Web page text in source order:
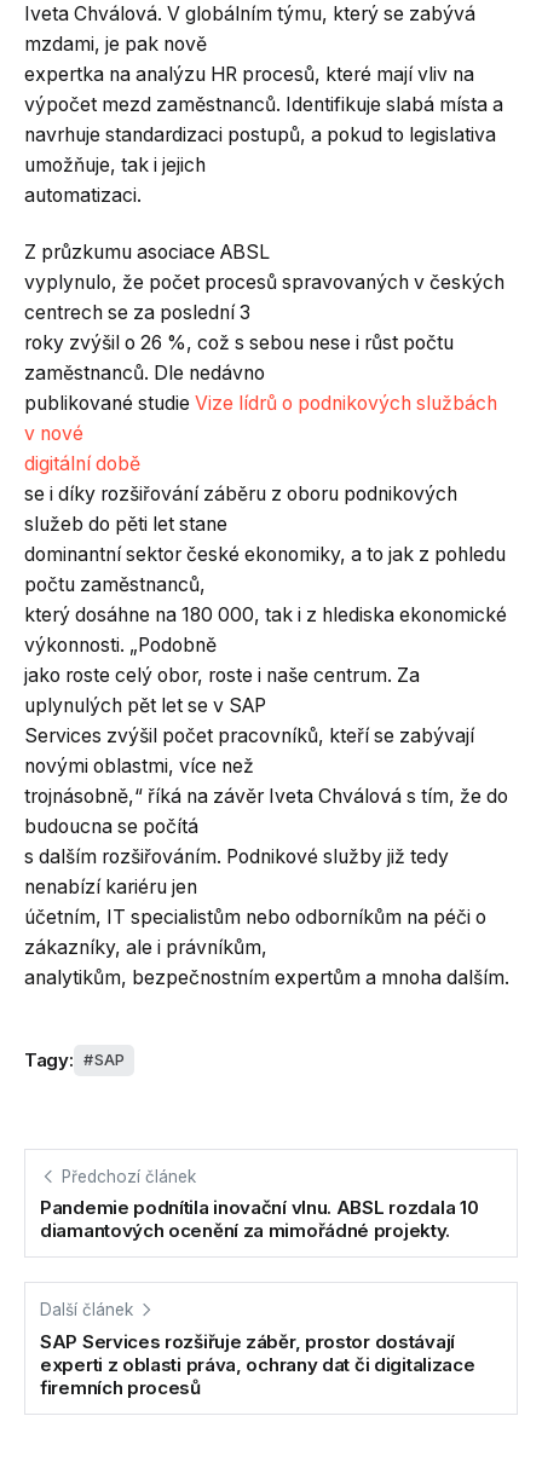
Iveta Chválová. V globálním týmu, který se zabývá
mzdami, je pak nově
expertka na analýzu HR procesů, které mají vliv na
výpočet mezd zaměstnanců. Identifikuje slabá místa a
navrhuje standardizaci postupů, a pokud to legislativa
umožňuje, tak i jejich
automatizaci.
Z průzkumu asociace ABSL
vyplynulo, že počet procesů spravovaných v českých
centrech se za poslední 3
roky zvýšil o 26 %, což s sebou nese i růst počtu
zaměstnanců. Dle nedávno
publikované studie Vize lídrů o podnikových službách
v nové
digitální době
se i díky rozšiřování záběru z oboru podnikových
služeb do pěti let stane
dominantní sektor české ekonomiky, a to jak z pohledu
počtu zaměstnanců,
který dosáhne na 180 000, tak i z hlediska ekonomické
výkonnosti. „Podobně
jako roste celý obor, roste i naše centrum. Za
uplynulých pět let se v SAP
Services zvýšil počet pracovníků, kteří se zabývají
novými oblastmi, více než
trojnásobně,“ říká na závěr Iveta Chválová s tím, že do
budoucna se počítá
s dalším rozšiřováním. Podnikové služby již tedy
nenabízí kariéru jen
účetním, IT specialistům nebo odborníkům na péči o
zákazníky, ale i právníkům,
analytikům, bezpečnostním expertům a mnoha dalším.
Tagy: SAP
Předchozí článek
Pandemie podnítila inovační vlnu. ABSL rozdala 10
diamantových ocenění za mimořádné projekty.
Další článek
SAP Services rozšiřuje záběr, prostor dostávají
experti z oblasti práva, ochrany dat či digitalizace
firemních procesů